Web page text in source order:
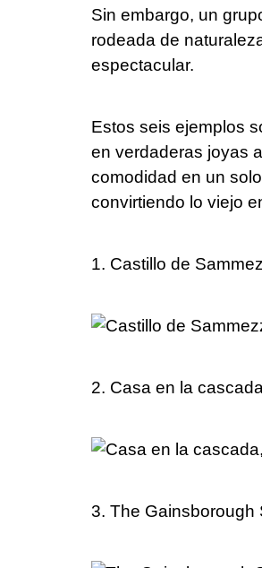
Sin embargo, un
rodeada de
espectacular.
Estos seis ejemplos
en verdaderas joyas
comodidad en un
convirtiendo lo viejo
1. Castillo de
2. Casa en la
3. The Gainsborough